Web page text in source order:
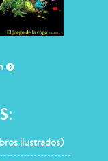
ilustrados)